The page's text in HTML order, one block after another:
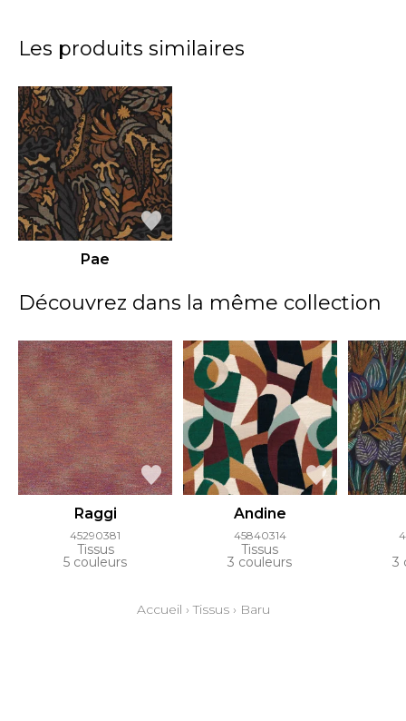
Les produits similaires
Pae
Découvrez dans la même collection
Raggi
45290381
Tissus
5 couleurs
Andine
45840314
Tissus
3 couleurs 3
Accueil ›Tissus› Baru